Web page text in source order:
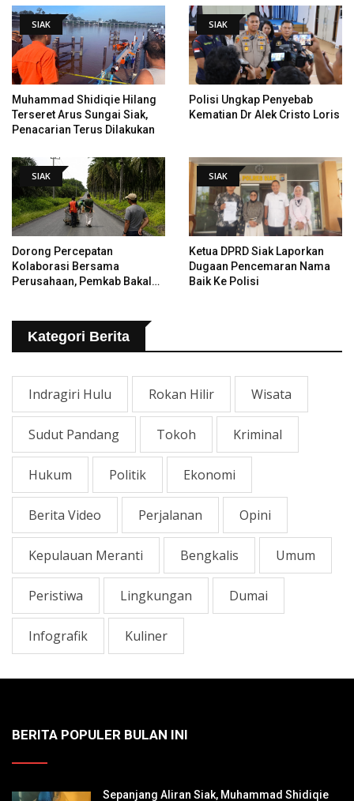
SIAK
Muhammad Shidiqie Hilang
Terseret Arus Sungai Siak,
Penacarian Terus Dilakukan
SIAK
Polisi Ungkap Penyebab
Kematian Dr Alek Cristo Loris
SIAK
Dorong Percepatan
Kolaborasi Bersama
Perusahaan, Pemkab Bakal
SIAK
Ketua DPRD Siak Laporkan
Dugaan Pencemaran Nama
Baik Ke Polisi
Kategori Berita
Indragiri Hulu Rokan Hilir Wisata
Sudut Pandang Tokoh Kriminal
Hukum Politik Ekonomi
Berita Video Perjalanan Opini
Kepulauan Meranti Bengkalis Umum
Peristiwa Lingkungan Dumai
Infografik Kuliner
BERITA POPULER BULAN INI
Sepanjang Aliran Siak, Muhammad Shidiqie